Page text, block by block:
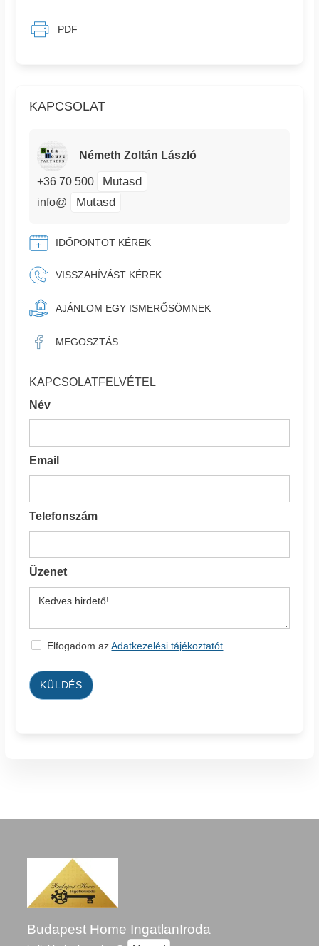
KAPCSOLAT
Németh Zoltán László
+36 70 500 Mutasd
info@ Mutasd
IDŐPONTOT KÉREK
VISSZAHÍVÁST KÉREK
AJÁNLOM EGY ISMERŐSÖMNEK
MEGOSZTÁS
KAPCSOLATFELVÉTEL
Név
Email
Telefonszám
Üzenet
Elfogadom azAdatkezelési tájékoztatót
KÜLDÉS
PDF
Budapest Home IngatlanIroda